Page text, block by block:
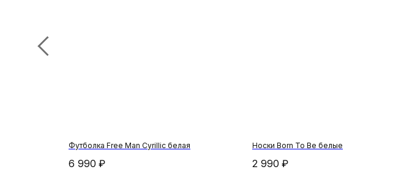
Футболка Free Man Cyrillic белая
6 990 ₽
Носки Born To Be белые
2 990 ₽